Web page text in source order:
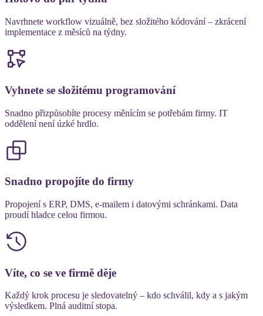
Navrhnete workflow vizuálně, bez složitého kódování – zkrácení
implementace z měsíců na týdny.
Vyhnete se složitému programování
Snadno přizpůsobíte procesy měnícím se potřebám firmy. IT
oddělení není úzké hrdlo.
Snadno propojíte do firmy
Propojení s ERP, DMS, e-mailem i datovými schránkami. Data
proudí hladce celou firmou.
Víte, co se ve firmě děje
Každý krok procesu je sledovatelný – kdo schválil, kdy a s jakým
výsledkem. Plná auditní stopa.